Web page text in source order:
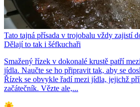
Tato tajná přísada v trojobalu vždy zajistí
Dělají to tak i šéfkuchaři
Smažený řízek v dokonalé krustě patří
jídla. Naučte se ho připravit tak, aby se
Řízek se obvykle řadí mezi jídla, jejichž
začátečník. Vězte ale,...